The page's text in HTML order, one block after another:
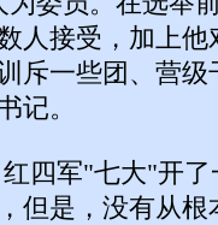
人接受，加上
斥一些团、营
记。
军"七大"开了
但是，没有从